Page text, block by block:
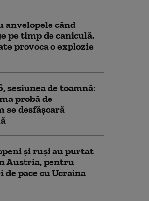
anvelopele când
pe timp de caniculă.
provoca o explozie
sesiunea de toamnă:
probă de
se desfășoară
și ruși au purtat
Austria, pentru
pace cu Ucraina